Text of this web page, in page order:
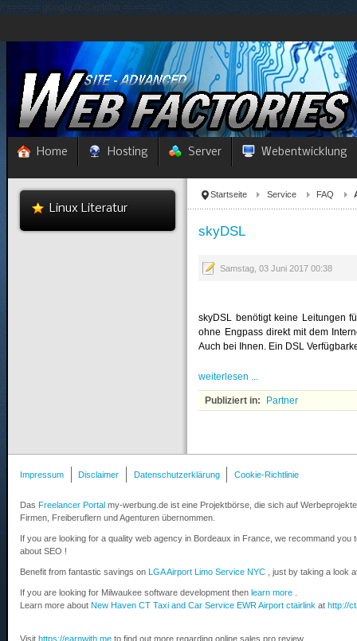
/*====== google reCaptcha ======*/
Home Hosting Server Webentwicklung
Startseite Service FAQ
skyDSL
Samstag, 03 Juni 2017 00:38
skyDSL benötigt keine Leitungen
ohne Engpass direkt mit dem
Auch bei Ihnen. Ein DSL
weiterlesen ...
Publiziert in: Partner
Linux Literatur
Impressum Disclaimer Datenschutzerklärung Cookie-Richtlinie
Das Freelancer Portal my-werbung.de ist eine Projektbörse, die sich auf
Firmen, Freiberuflern und Agenturen übernommen.
If you are looking for a quality web agency in Bordeaux in France, we recommand you
about SEO !
Benefit from fantastic savings on LGA Airport Limo Service NYC , just by taking a look
If you are looking for Milwaukee software development then learn more
Learn more about New Haven CT Taxi and Car Service EWR Airport ctairlink at http://
Visit https://earnwith.me to find out more regarding online sales pro review